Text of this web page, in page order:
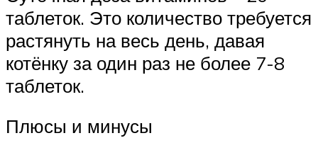
таблеток. Это количество требуется
растянуть на весь день, давая
котёнку за один раз не более 7-8
таблеток.
Плюсы и минусы